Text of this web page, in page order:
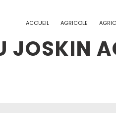
ACCUEIL AGRICOLE
JOSKIN